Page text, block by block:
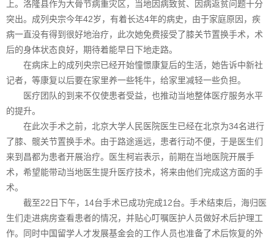
上。洛隆县作为大骨节病重灾区，当地因病致贫、因病返贫问题十分
突出。成列央宗今年42岁，有着长达4年的病史，由于家庭原因，疾
病一直没有得到很好地治疗，此次她免费接受了膝关节置换手术，术
后的身体状态良好，期待着能早日下地走路。
在病床上的成列央宗已经开始憧憬康复后的生活，她告诉中新社
记者，等康复以后要在家里养一些牦牛，给家里减轻一些负担。
医疗团队的到来不仅使患者受益，也推动当地整体医疗服务水平
的提升。
在此次手术之前，北京大学人民医院医生已经在北京为34名进行
了膝、髋关节置换手术。由于路途遥远，患者行动不便，于是医生们
来到昌都为患者开展治疗。医生柯岩表示，前期在当地医院开展手
术，希望能带动当地医生提升医疗技术，将来由他们完成这方面的手
术。
截至22日下午，14台手术已成功完成12台。手术结束后，海归医
生们走进病房查看患者的情况，并贴心叮嘱医护人员做好术后护理工
作。同时中国留学人才发展基金会的工作人员也准备了术后恢复的外